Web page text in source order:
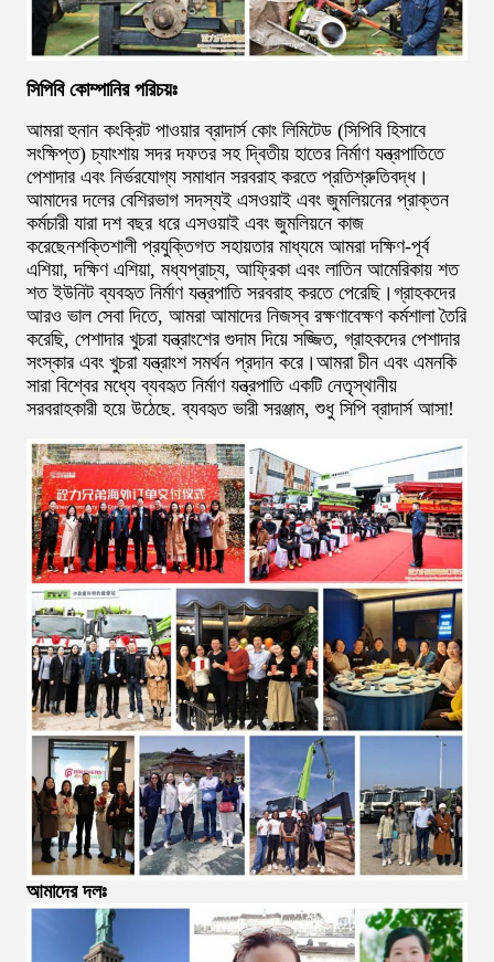
সিপিবি কোম্পানির পরিচয়ঃ
আমরা হুনান কংক্রিট পাওয়ার ব্রাদার্স কোং লিমিটেড (সিপিবি হিসাবে
সংক্ষিপ্ত) চ্যাংশায় সদর দফতর সহ দ্বিতীয় হাতের নির্মাণ যন্ত্রপাতিতে
পেশাদার এবং নির্ভরযোগ্য সমাধান সরবরাহ করতে প্রতিশ্রুতিবদ্ধ।
আমাদের দলের বেশিরভাগ সদস্যই এসওয়াই এবং জুমলিয়নের প্রাক্তন
কর্মচারী যারা দশ বছর ধরে এসওয়াই এবং জুমলিয়নে কাজ
করেছেনশক্তিশালী প্রযুক্তিগত সহায়তার মাধ্যমে আমরা দক্ষিণ-পূর্ব
এশিয়া, দক্ষিণ এশিয়া, মধ্যপ্রাচ্য, আফ্রিকা এবং লাতিন আমেরিকায় শত
শত ইউনিট ব্যবহৃত নির্মাণ যন্ত্রপাতি সরবরাহ করতে পেরেছি।গ্রাহকদের
আরও ভাল সেবা দিতে, আমরা আমাদের নিজস্ব রক্ষণাবেক্ষণ কর্মশালা তৈরি
করেছি, পেশাদার খুচরা যন্ত্রাংশের গুদাম দিয়ে সজ্জিত, গ্রাহকদের পেশাদার
সংস্কার এবং খুচরা যন্ত্রাংশ সমর্থন প্রদান করে।আমরা চীন এবং এমনকি
সারা বিশ্বের মধ্যে ব্যবহৃত নির্মাণ যন্ত্রপাতি একটি নেতৃস্থানীয়
সরবরাহকারী হয়ে উঠেছে. ব্যবহৃত ভারী সরঞ্জাম, শুধু সিপি ব্রাদার্স আসা!
আমাদের দলঃ